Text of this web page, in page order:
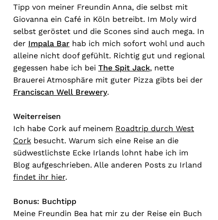
Tipp von meiner Freundin Anna, die selbst mit
Giovanna ein Café in Köln betreibt. Im Moly wird
selbst geröstet und die Scones sind auch mega. In
der Impala Barhab ich mich sofort wohl und auch
alleine nicht doof gefühlt. Richtig gut und regional
gegessen habe ich bei The Spit Jack, nette
Brauerei Atmosphäre mit guter Pizza gibts bei der
Franciscan Well Brewery.
Weiterreisen
Ich habe Cork auf meinem Roadtrip durch West
Corkbesucht. Warum sich eine Reise an die
südwestlichste Ecke Irlands lohnt habe ich im
Blog aufgeschrieben. Alle anderen Posts zu Irland
findet ihr hier.
Bonus: Buchtipp
Meine Freundin Bea hat mir zu der Reise ein Buch